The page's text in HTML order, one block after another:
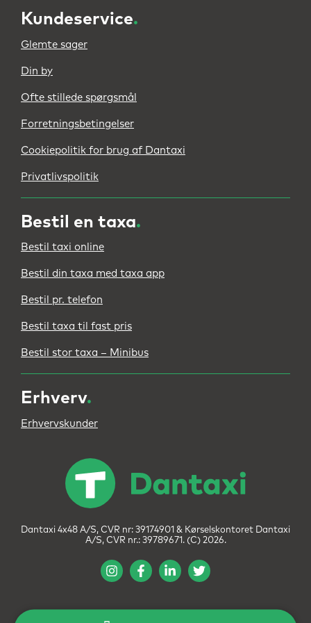
Kundeservice.
Glemte sager
Din by
Ofte stillede spørgsmål
Forretningsbetingelser
Cookiepolitik for brug af Dantaxi
Privatlivspolitik
Bestil en taxa.
Bestil taxi online
Bestil din taxa med taxa app
Bestil pr. telefon
Bestil taxa til fast pris
Bestil stor taxa – Minibus
Erhverv.
Erhvervskunder
Dantaxi 4x48 A/S, CVR nr: 39174901 & Kørselskontoret Dantaxi
A/S, CVR nr.: 39789671. (C) 2026.